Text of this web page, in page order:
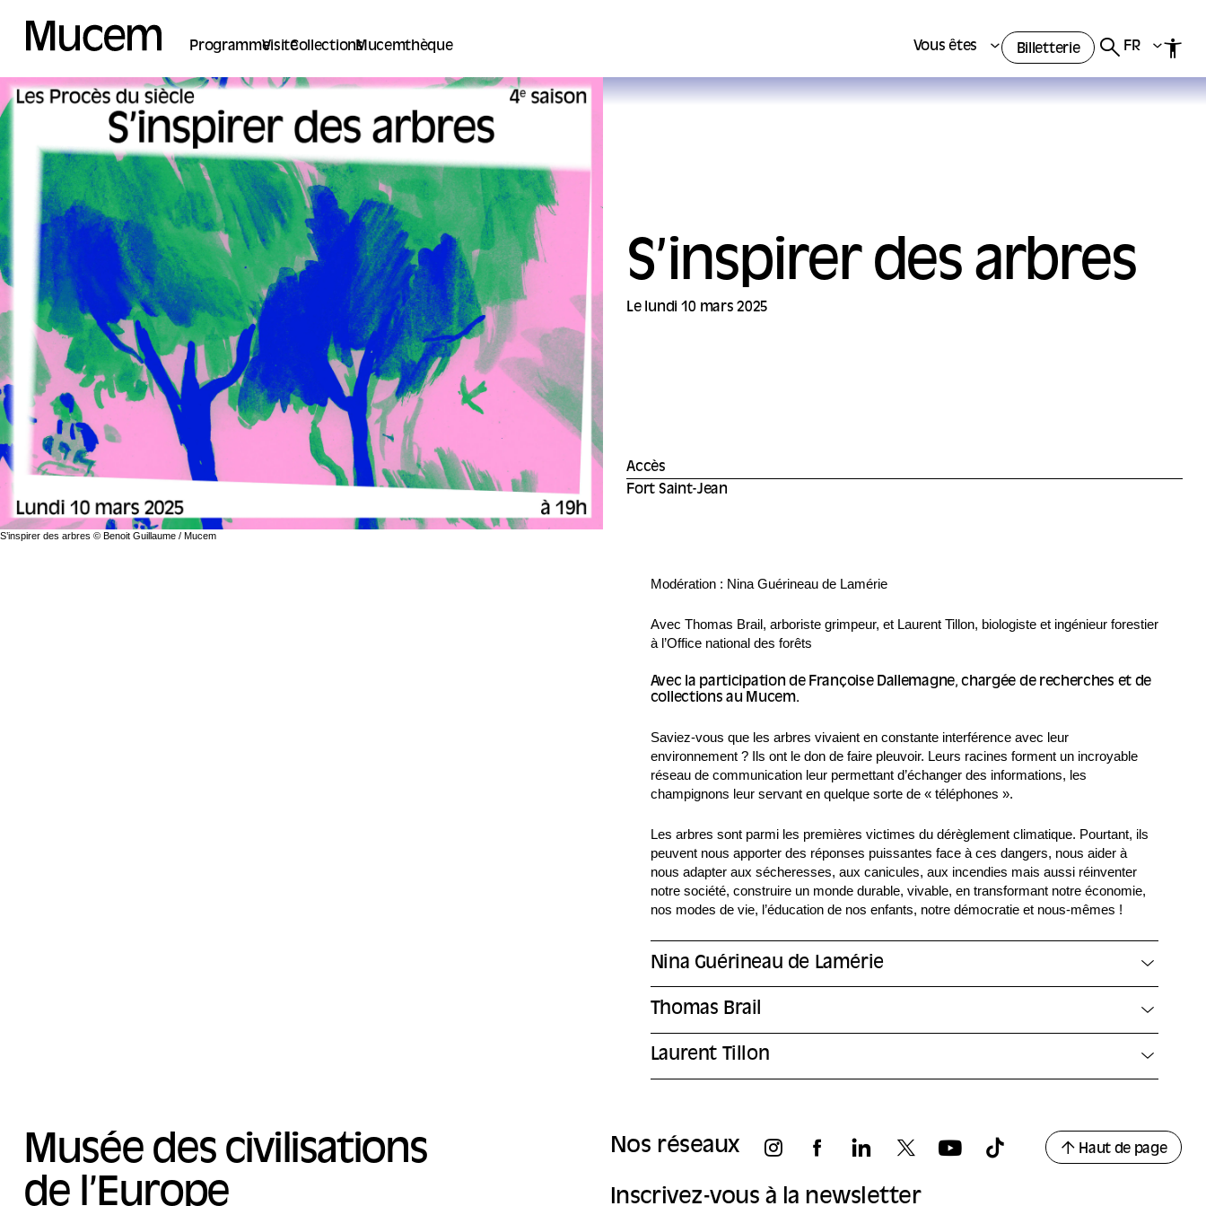
ProgrammeVisiteCollectionsMucemthèque Vous êtes Billetterie FR
S’inspirer des arbres © Benoit Guillaume / Mucem
S’inspirer des arbres
Le lundi 10 mars 2025
Accès
Fort Saint-Jean
Modération : Nina Guérineau de Lamérie
Avec Thomas Brail, arboriste grimpeur, et Laurent Tillon, biologiste et ingénieur forestier
à l’Office national des forêts
Avec la participation de Françoise Dallemagne, chargée de recherches et de
collections au Mucem.
Saviez-vous que les arbres vivaient en constante interférence avec leur
environnement ? Ils ont le don de faire pleuvoir. Leurs racines forment un incroyable
réseau de communication leur permettant d’échanger des informations, les
champignons leur servant en quelque sorte de « téléphones ».
Les arbres sont parmi les premières victimes du dérèglement climatique. Pourtant, ils
peuvent nous apporter des réponses puissantes face à ces dangers, nous aider à
nous adapter aux sécheresses, aux canicules, aux incendies mais aussi réinventer
notre société, construire un monde durable, vivable, en transformant notre économie,
nos modes de vie, l’éducation de nos enfants, notre démocratie et nous-mêmes !
Nina Guérineau de Lamérie
Thomas Brail
Laurent Tillon
Musée des civilisations
de l’Europe
Nos réseaux Haut de page
Inscrivez-vous à la newsletter